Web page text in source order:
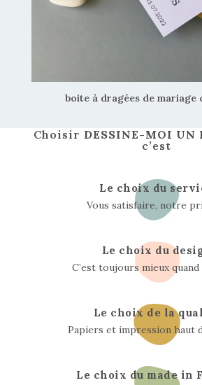
boite à dragées de mariage
Choisir DESSINE-MOI UN
c’est
Le choix du
Vous satisfaire, notre
Le choix du
C’est toujours mieux quand
Le choix de la
Papiers et impression haut
Le choix du made in